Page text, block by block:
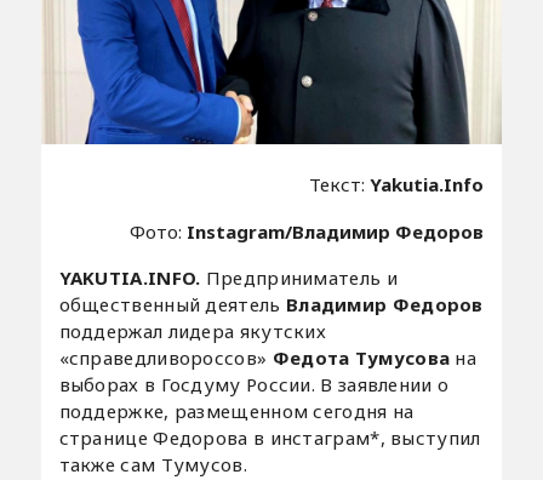
Текст:Yakutia.Info
Фото: Instagram/Владимир Федоров
YAKUTIA.INFO. Предприниматель и
общественный деятель Владимир Федоров
поддержал лидера якутских
«справедливороссов» Федота Тумусова на
выборах в Госдуму России. В заявлении о
поддержке, размещенном сегодня на
странице Федорова в инстаграм*, выступил
также сам Тумусов.